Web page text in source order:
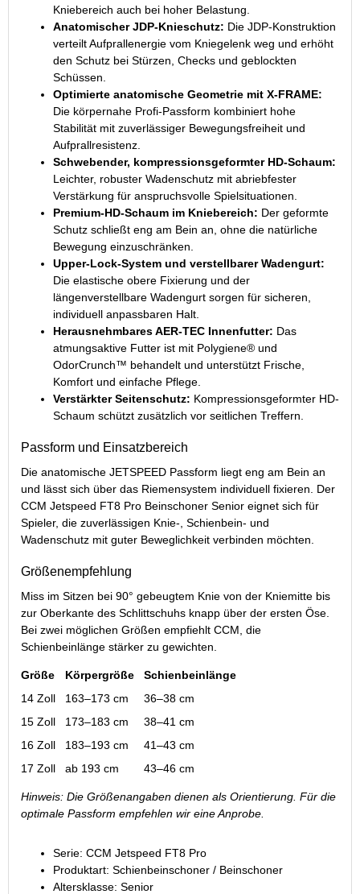
Kniebereich auch bei hoher Belastung.
Anatomischer JDP-Knieschutz: Die JDP-Konstruktion
verteilt Aufprallenergie vom Kniegelenk weg und erhöht
den Schutz bei Stürzen, Checks und geblockten
Schüssen.
Optimierte anatomische Geometrie mit X-FRAME:
Die körpernahe Profi-Passform kombiniert hohe
Stabilität mit zuverlässiger Bewegungsfreiheit und
Aufprallresistenz.
Schwebender, kompressionsgeformter HD-Schaum:
Leichter, robuster Wadenschutz mit abriebfester
Verstärkung für anspruchsvolle Spielsituationen.
Premium-HD-Schaum im Kniebereich: Der geformte
Schutz schließt eng am Bein an, ohne die natürliche
Bewegung einzuschränken.
Upper-Lock-System und verstellbarer Wadengurt:
Die elastische obere Fixierung und der
längenverstellbare Wadengurt sorgen für sicheren,
individuell anpassbaren Halt.
Herausnehmbares AER-TEC Innenfutter: Das
atmungsaktive Futter ist mit Polygiene® und
OdorCrunch™ behandelt und unterstützt Frische,
Komfort und einfache Pflege.
Verstärkter Seitenschutz: Kompressionsgeformter HD-
Schaum schützt zusätzlich vor seitlichen Treffern.
Passform und Einsatzbereich
Die anatomische JETSPEED Passform liegt eng am Bein an
und lässt sich über das Riemensystem individuell fixieren. Der
CCM Jetspeed FT8 Pro Beinschoner Senior eignet sich für
Spieler, die zuverlässigen Knie-, Schienbein- und
Wadenschutz mit guter Beweglichkeit verbinden möchten.
Größenempfehlung
Miss im Sitzen bei 90° gebeugtem Knie von der Kniemitte bis
zur Oberkante des Schlittschuhs knapp über der ersten Öse.
Bei zwei möglichen Größen empfiehlt CCM, die
Schienbeinlänge stärker zu gewichten.
Größe Körpergröße
Schienbeinlänge
14 Zoll
163–173 cm
36–38 cm
15 Zoll
173–183 cm
38–41 cm
16 Zoll
183–193 cm
41–43 cm
17 Zoll
ab 193 cm 43–46 cm
Hinweis: Die Größenangaben dienen als Orientierung. Für die
optimale Passform empfehlen wir eine Anprobe.
Serie: CCM Jetspeed FT8 Pro
Produktart: Schienbeinschoner / Beinschoner
Altersklasse: Senior